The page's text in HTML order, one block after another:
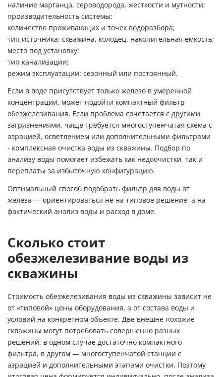
наличие марганца, сероводорода, жесткости и мутности;
производительность системы;
количество проживающих и точек водоразбора;
тип источника: скважина, колодец, накопительная емкость;
место под установку;
тип канализации;
режим эксплуатации: сезонный или постоянный.
Если в воде присутствует только железо в умеренной
концентрации, может подойти компактный фильтр
обезжелезивания. Если проблема сочетается с другими
загрязнениями, чаще требуется многоступенчатая схема с
аэрацией, осветлением или дополнительными фильтрами
- комплексная очистка воды из скважины. Подбор по
анализу воды помогает избежать как недоочистки, так и
переплаты за избыточную конфигурацию.
Оптимальный способ подобрать фильтр для воды от
железа — ориентироваться не на типовое решение, а на
фактический анализ воды и расход в доме.
Сколько стоит
обезжелезивание воды из
скважины
Стоимость обезжелезивания воды из скважины зависит не
от «типовой» цены оборудования, а от состава воды и
условий на конкретном объекте. Две внешне похожие
скважины могут потребовать совершенно разных
решений: в одном случае достаточно компактного
фильтра, в другом — многоступенчатой станции с
аэрацией и дополнительными этапами очистки. Поэтому